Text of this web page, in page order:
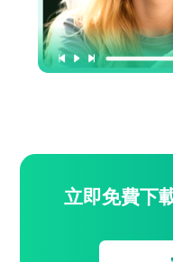
立即免費下